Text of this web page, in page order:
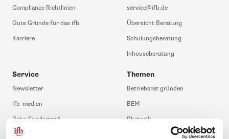
Compliance Richtlinien
Gute Gründe für das ifb
Karriere
service@ifb.de
Übersicht Beratung
Schulungsberatung
Inhouseberatung
Service
Newsletter
ifb-medien
Bahn Sondertarif
meinifb
Themen
Betriebsrat gründen
BEM
Rhetorik